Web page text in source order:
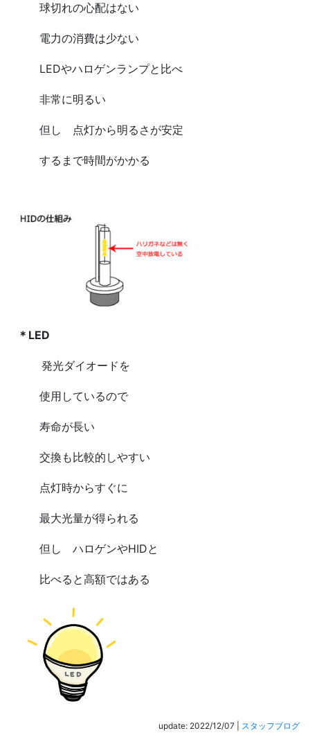
球切れの心配はない
電力の消費は少ない
LEDやハロゲンランプと比べ
非常に明るい
但し 点灯から明るさが安定
するまで時間がかかる
＊LED
発光ダイオードを
使用しているので
寿命が長い
交換も比較的しやすい
点灯時からすぐに
最大光量が得られる
但し ハロゲンやHIDと
比べると高額ではある
update: 2022/12/07 スタッフブログ